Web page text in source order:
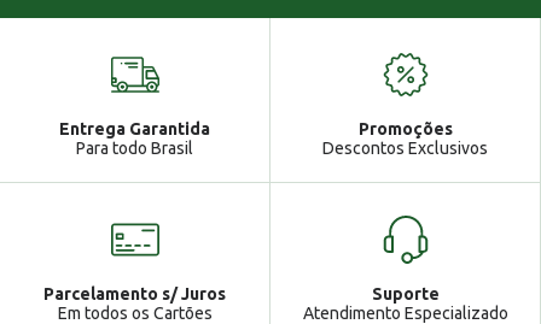
Entrega Garantida
Para todo Brasil
Promoções
Descontos Exclusivos
Parcelamento s/ Juros
Em todos os Cartões
Suporte
Atendimento Especializado
Você tem uma mensagem!
Ga Atendimento
Gabrielle